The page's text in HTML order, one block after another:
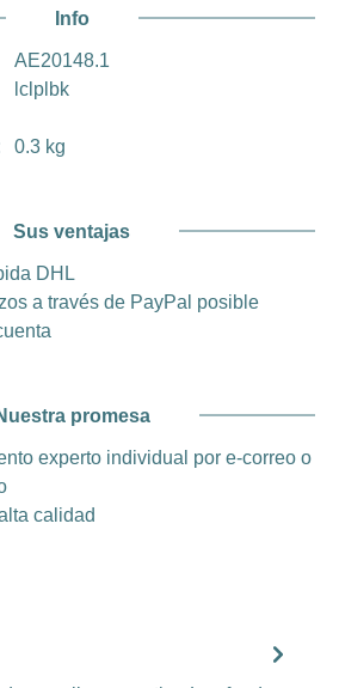
Info
AE20148.1
lclplbk
0.3 kg
Sus ventajas
DHL
a través de PayPal posible
promesa
experto individual por e-correo o
calidad